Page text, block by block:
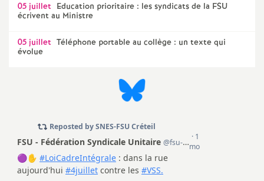
n
e
n
05 juillet Education prioritaire : les syndicats de la FSU
écrivent au Ministre
05 juillet Téléphone portable au collège : un texte qui
évolue